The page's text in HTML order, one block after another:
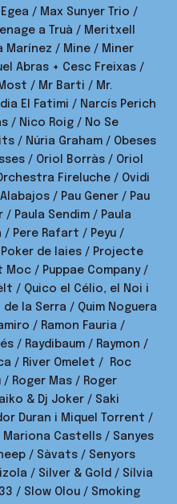
/ Max Sunyer Trio /
a Truà / Meritxell
Marínez / Mine / Miner
Abras + Cesc Freixas /
/ Mr Barti / Mr.
El Fatimi / Narcís Perich
/ Nico Roig / No Se
/ Núria Graham / Obeses
/ Oriol Borràs / Oriol
Fireluche / Ovidi
/ Pau Gener / Pau
/ Paula Sendim / Paula
/ Pere Rafart / Peyu /
de Iaies / Projecte
/ Puppae Company /
/ Quico el Célio, el Noi i
la Serra / Quim Noguera
/ Ramon Fauria /
/ Raydibaum / Raymon /
/ River Omelet / Roc
Roger Mas / Roger
& Dj Joker / Saki
Duran i Miquel Torrent /
Castells / Sanyes
/ Sàvats / Senyors
/ Silver & Gold / Sílvia
/ Slow Olou / Smoking